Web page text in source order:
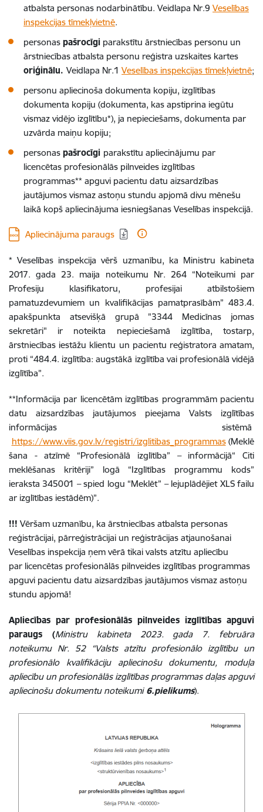
atbalsta personas nodarbinātību. Veidlapa Nr.9 Veselības
inspekcijas tīmekļvietnē.
personas pašrocīgi parakstītu ārstniecības personu un
ārstniecības atbalsta personu reģistra uzskaites kartes
oriģinālu. Veidlapa Nr.1 Veselības inspekcijas tīmekļvietnē;
personu apliecinoša dokumenta kopiju, izglītības
dokumenta kopiju (dokumenta, kas apstiprina iegūtu
vismaz vidējo izglītību*), ja nepieciešams, dokumenta par
uzvārda maiņu kopiju;
personas pašrocīgi parakstītu apliecinājumu par
licencētas profesionālās pilnveides izglītības
programmas** apguvi pacientu datu aizsardzības
jautājumos vismaz astoņu stundu apjomā divu mēnešu
laikā kopš apliecinājuma iesniegšanas Veselības inspekcijā.
Lejupielādēt:
Apliecinājuma paraugs
* Veselības inspekcija vērš uzmanību, ka Ministru kabineta
2017. gada 23. maija noteikumu Nr. 264 “Noteikumi par
Profesiju klasifikatoru, profesijai atbilstošiem
pamatuzdevumiem un kvalifikācijas pamatprasībām” 483.4.
apakšpunkta atsevišķā grupā "3344 Medicīnas jomas
sekretāri" ir noteikta nepieciešamā izglītība, tostarp,
ārstniecības iestāžu klientu un pacientu reģistratora amatam,
proti “484.4. izglītība: augstākā izglītība vai profesionālā vidējā
izglītība”.
**Informācija par licencētām izglītības programmām pacientu
datu aizsardzības jautājumos pieejama Valsts izglītības
informācijas sistēmā
https://www.viis.gov.lv/registri/izglitibas_programmas(Meklē
šana - atzīmē “Profesionālā izglītība” – informācijā“ Citi
meklēšanas kritēriji” logā “Izglītības programmu kods”
ieraksta 345001 – spied logu “Meklēt” – lejuplādējiet XLS failu
ar izglītības iestādēm)”.
!!! Vēršam uzmanību, ka ārstniecības atbalsta personas
reģistrācijai, pārreģistrācijai un reģistrācijas atjaunošanai
Veselības inspekcija ņem vērā tikai valsts atzītu apliecību
par licencētas profesionālās pilnveides izglītības programmas
apguvi pacientu datu aizsardzības jautājumos vismaz astoņu
stundu apjomā!
Apliecības par profesionālās pilnveides izglītības apguvi
paraugs (Ministru kabineta 2023. gada 7. februāra
noteikumu Nr. 52 “Valsts atzītu profesionālo izglītību un
profesionālo kvalifikāciju apliecinošu dokumentu, moduļa
apliecību un profesionālās izglītības programmas daļas apguvi
apliecinošu dokumentu noteikumi6.pielikums).